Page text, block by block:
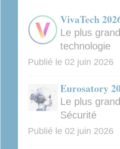
VivaTech
Le plus
technologie
Publié le 02 juin 2026
Eurosatory
Le plus
Sécurité
Publié le 02 juin 2026